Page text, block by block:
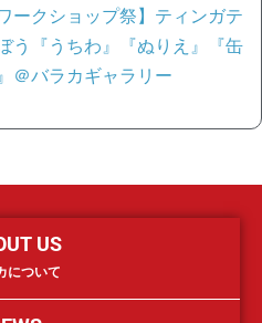
ークショップ祭】ティンガテ
う『うちわ』『ぬりえ』『缶
＠バラカギャラリー
US
について